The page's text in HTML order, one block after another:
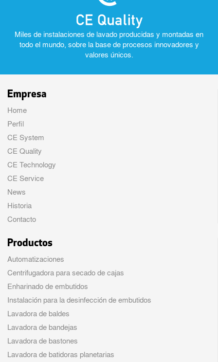
Miles de instalaciones de lavado producidas y montadas en
todo el mundo, sobre la base de procesos innovadores y
valores únicos.
Empresa
Home
Perfil
CE System
CE Quality
CE Technology
CE Service
News
Historia
Contacto
Productos
Automatizaciones
Centrifugadora para secado de cajas
Enharinado de embutidos
Instalación para la desinfección de embutidos
Lavadora de baldes
Lavadora de bandejas
Lavadora de bastones
Lavadora de batidoras planetarias